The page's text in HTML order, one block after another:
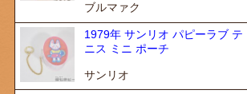
ブルマァク
1979年 サンリオ パピーラブ テ
ニス ミニ ポーチ
サンリオ